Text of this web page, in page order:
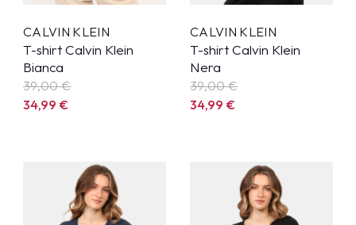
CALVIN KLEIN
T-shirt Calvin Klein
Bianca
39,00 €
34,99€
CALVIN KLEIN
T-shirt Calvin Klein
Nera
39,00 €
34,99€